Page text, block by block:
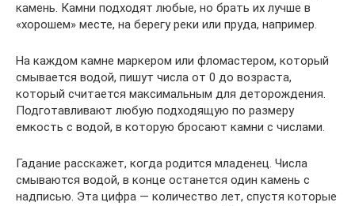
камень. Камни подходят любые, но брать их лучше в
«хорошем» месте, на берегу реки или пруда, например.
На каждом камне маркером или фломастером, который
смывается водой, пишут числа от 0 до возраста,
который считается максимальным для деторождения.
Подготавливают любую подходящую по размеру
емкость с водой, в которую бросают камни с числами.
Гадание расскажет, когда родится младенец. Числа
смываются водой, в конце останется один камень с
надписью. Эта цифра — количество лет, спустя которые